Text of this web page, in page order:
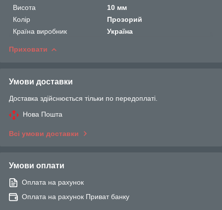
Висота
10 мм
Колір
Прозорий
Країна виробник
Україна
Приховати
Умови доставки
Доставка здійснюється тільки по передоплаті.
Нова Пошта
Всі умови доставки
Умови оплати
Оплата на рахунок
Оплата на рахунок Приват банку